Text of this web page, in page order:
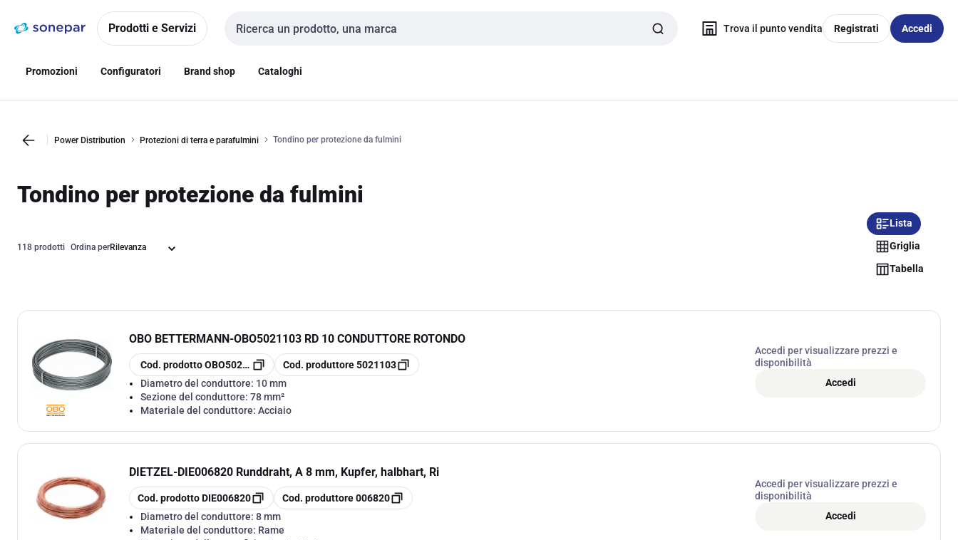
navigazionealla
Prodotti e Servizi
Cerca input
Trova il punto vendita Registrati Accedi
Promozioni Configuratori Brand shop Cataloghi
Power Distribution Protezioni di terra e parafulmini Tondino per protezione da fulmini
Tondino per protezione da fulmini
118 prodotti Ordina per
Lista
Griglia
Tabella
OBO BETTERMANN-OBO5021103 RD 10 CONDUTTORE ROTONDO
copiaCod. prodotto OBO5021103 copia
Cod. produttore5021103
Diametro del conduttore: 10 mm
Sezione del conduttore: 78 mm²
Materiale del conduttore: Acciaio
Accedi per visualizzare prezzi e
disponibilità
Accedi
DIETZEL-DIE006820 Runddraht, A 8 mm, Kupfer, halbhart, Ri
copia
Cod. prodottoDIE006820 copia
Cod. produttore006820
Diametro del conduttore: 8 mm
Materiale del conduttore: Rame
Accedi per visualizzare prezzi e
disponibilità
Accedi